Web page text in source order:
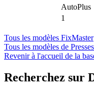
AutoPlus
1
Tous les modèles FixMaster
Tous les modèles de
Revenir à l'accueil de la
Recherchez sur